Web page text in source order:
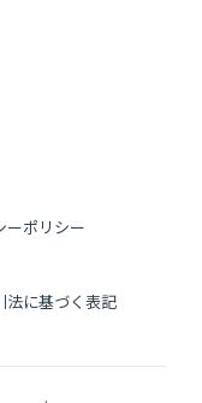
ーポリシー
法に基づく表記